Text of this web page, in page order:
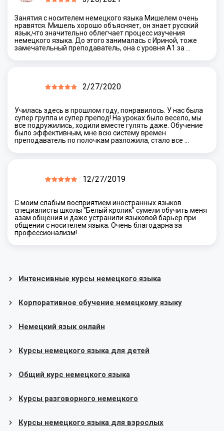
Занятия с носителем немецкого языка Мишелем очень
нравятся. Мишель хорошо объясняет, он знает русский
язык,что значительно облегчает процесс изучения
немецкого языка. До этого занималась с Ириной, тоже
замечательный преподаватель, она с уровня А1 за …
2/27/2020
Училась здесь в прошлом году, понравилось. У нас была
супер группа и супер препод! На уроках было весело, мы
все подружились, ходили вместе гулять даже. Обучение
было эффективным, мне всю систему времен
преподаватель по полочкам разложила, стало все …
12/27/2019
С моим слабым восприятием иностранных языков
специалисты школы "Белый кролик" сумели обучить меня
азам общения и даже устранили языковой барьер при
общении с носителем языка. Очень благодарна за
профессионализм!
Интенсивные курсы немецкого языка
Корпоративное обучение немецкому языку
Немецкий язык онлайн
Курсы немецкого языка для детей
Общий курс немецкого языка
Курсы разговорного немецкого
Курсы немецкого языка для взрослых